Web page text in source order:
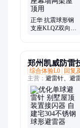
正华 抗震球形钢
支座KLQZ双向滑
郑州凯威防雷
综合体验L0
回复
主营： 避雷针、避